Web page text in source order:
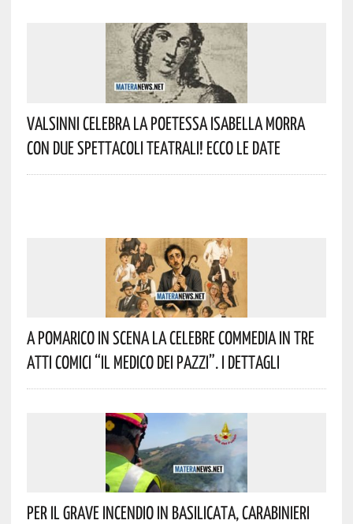
Valsinni Celebra La Poetessa Isabella Morra
Con Due Spettacoli Teatrali! Ecco Le Date
A Pomarico In Scena La Celebre Commedia In Tre
Atti Comici “Il Medico Dei Pazzi”. I Dettagli
Per Il Grave Incendio In Basilicata, Carabinieri